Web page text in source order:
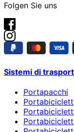
Folgen Sie uns
Sistemi di
Portapacchi